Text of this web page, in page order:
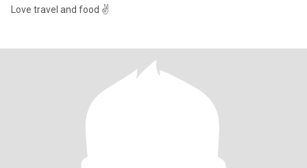
Love travel and food ✌️